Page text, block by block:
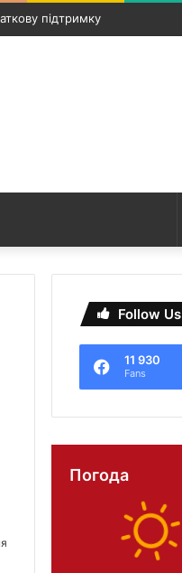
автомобілю
Follow Us
11 930
Fans
Погода